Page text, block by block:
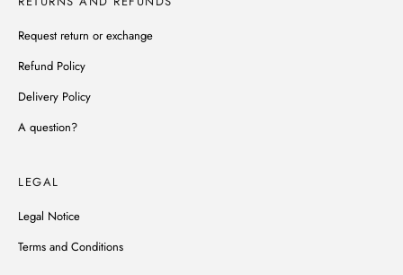
Request return or exchange
Refund Policy
Delivery Policy
A question?
LEGAL
Legal Notice
Terms and Conditions